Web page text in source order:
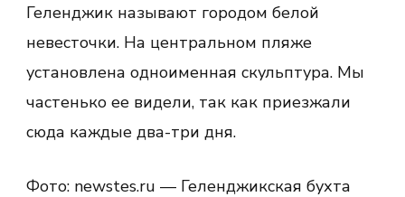
Геленджик называют городом белой
невесточки. На центральном пляже
установлена одноименная скульптура. Мы
частенько ее видели, так как приезжали
сюда каждые два-три дня.
Фото: newstes.ru — Геленджикская бухта